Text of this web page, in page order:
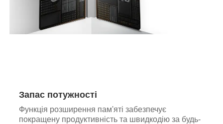
Запас потужності
Функція розширення пам'яті забезпечує
покращену продуктивність та швидкодію за будь-